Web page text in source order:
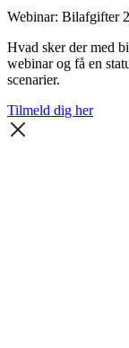
Webinar: Bilafgifter
Hvad sker der med
webinar og få en
scenarier.
Tilmeld dig her